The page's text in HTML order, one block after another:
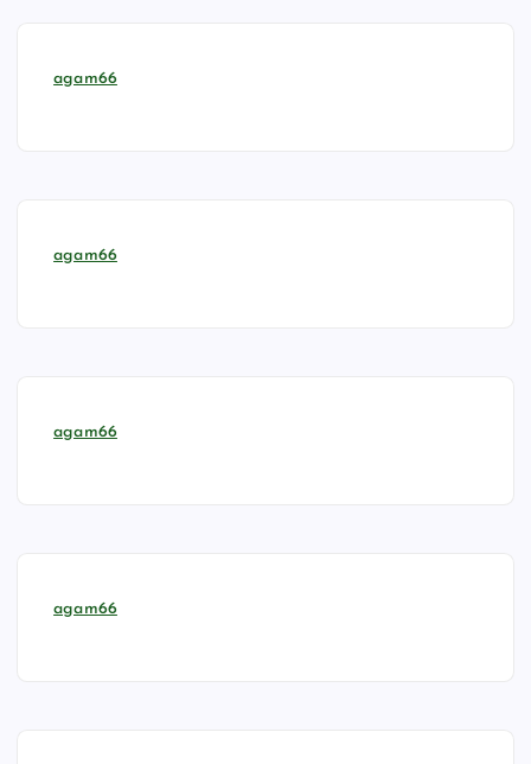
agam66
agam66
agam66
agam66